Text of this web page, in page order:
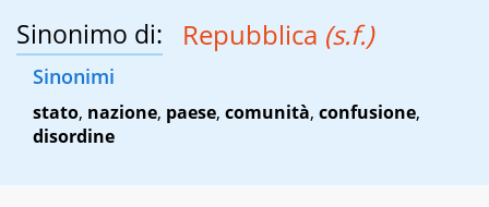
Sinonimo di: Repubblica (s.f.)
Sinonimi
stato, nazione, paese, comunità, confusione,
disordine